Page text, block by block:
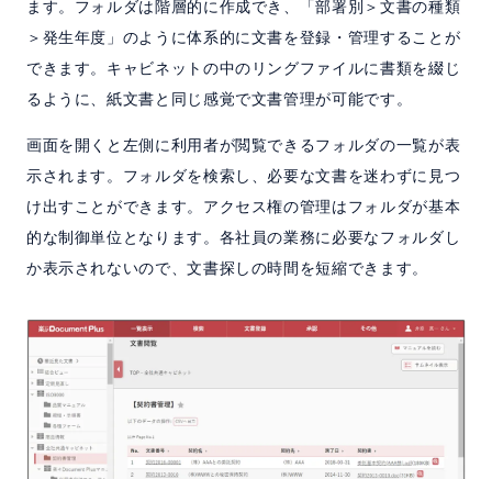
クラウド版
お問い合わせ／資料請求
ます。フォルダは階層的に作成でき、「部署別＞文書の種類
＞発生年度」のように体系的に文書を登録・管理することが
できます。キャビネットの中のリングファイルに書類を綴じ
るように、紙文書と同じ感覚で文書管理が可能です。
画面を開くと左側に利用者が閲覧できるフォルダの一覧が表
示されます。フォルダを検索し、必要な文書を迷わずに見つ
け出すことができます。アクセス権の管理はフォルダが基本
的な制御単位となります。各社員の業務に必要なフォルダし
か表示されないので、文書探しの時間を短縮できます。